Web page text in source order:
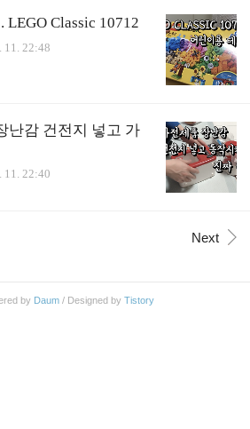
기. LEGO Classic 10712
11. 22:48
난감 건전지 넣고 가
11. 22:40
Next
by Daum/ Designed by Tistory